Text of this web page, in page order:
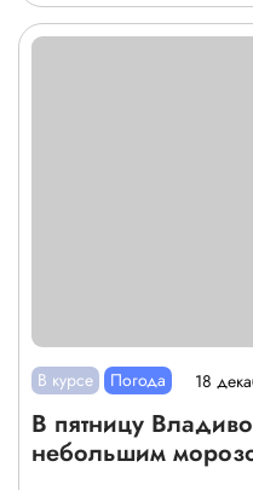
В курсе Погода 18
В пятницу
небольшим